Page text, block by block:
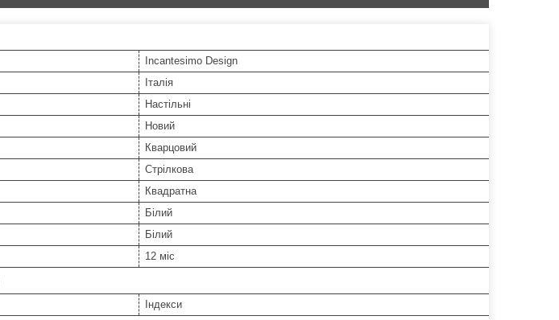
Incantesimo Design
Італія
Настільні
Новий
Кварцовий
Стрілкова
Квадратна
Білий
Білий
12 міс
Індекси